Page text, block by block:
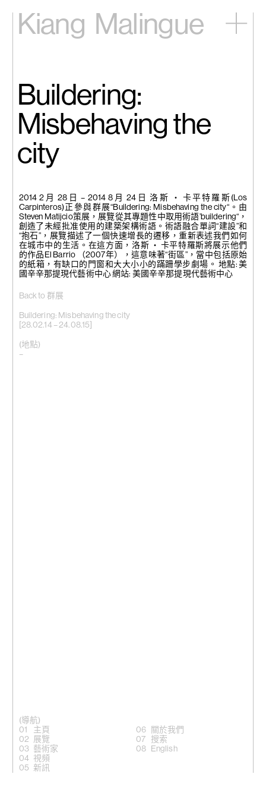
Kiang Malingue
視頻
新訊
關於我們
English
Back to 群展
Buildering: Misbehaving the city
[28.02.14 – 24.08.15]
(地點)
–
2014 2月 28日 – 2014 8月 24日 洛斯 ‧ 卡平特羅斯(Los
Carpinteros)正參與群展“Buildering: Misbehaving the city“。由
Steven Matijcio策展，展覽從其專題性中取用術語’buildering“，
創造了未經批准使用的建築架構術語。術語融合單詞“建設”和
“抱石”，展覽描述了一個快速增長的遷移，重新表述我們如何
在城市中的生活。在這方面，洛斯 ‧ 卡平特羅斯將展示他們
的作品El Barrio （2007年），這意味著“街區”，當中包括原始
的紙箱，有缺口的門窗和大大小小的蹣跚學步劇場。 地點: 美
國辛辛那提現代藝術中心 網站: 美國辛辛那提現代藝術中心
Buildering:
Misbehaving the
city
(導航)
主頁
展覽
藝術家
視頻
新訊
關於我們
搜索
English